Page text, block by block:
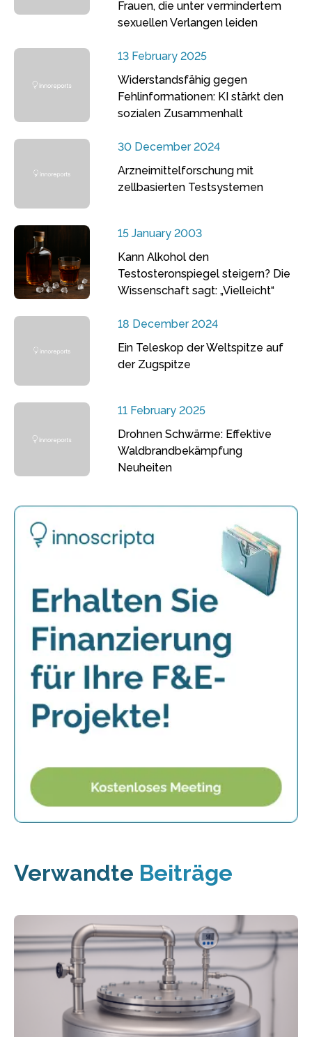
Frauen, die unter vermindertem
sexuellen Verlangen leiden
13 February 2025
Widerstandsfähig gegen
Fehlinformationen: KI stärkt den
sozialen Zusammenhalt
30 December 2024
Arzneimittelforschung mit
zellbasierten Testsystemen
15 January 2003
Kann Alkohol den
Testosteronspiegel steigern? Die
Wissenschaft sagt: „Vielleicht“
18 December 2024
Ein Teleskop der Weltspitze auf
der Zugspitze
11 February 2025
Drohnen Schwärme: Effektive
Waldbrandbekämpfung
Neuheiten
Verwandte Beiträge